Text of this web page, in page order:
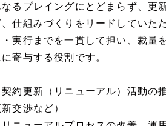
るプレイングにとどまらず、更
仕組みづくりをリードしていた
実行までを一貫して担い、裁量
寄与する役割です。
約更新（リニューアル）活動の
交渉など）